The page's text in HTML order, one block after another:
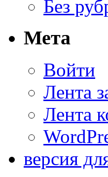
Без
Мета
Войти
Лента
Лента
версия